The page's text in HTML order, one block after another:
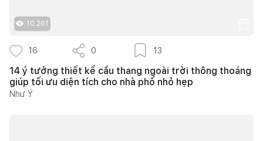
10.261
16 0 13
14 ý tưởng thiết kế cầu thang ngoài trời thông thoáng
giúp tối ưu diện tích cho nhà phố nhỏ hẹp
Như Ý